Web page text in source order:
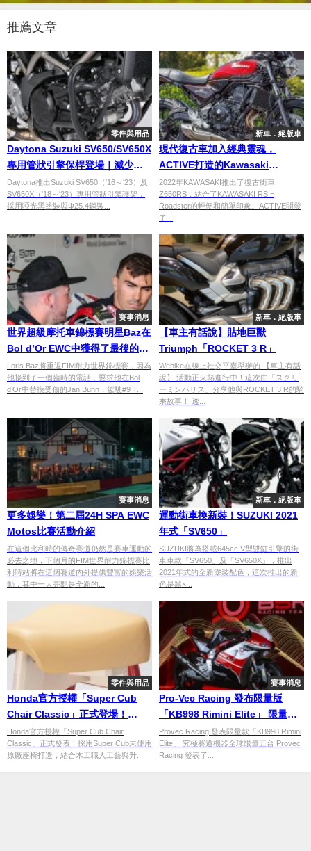
推薦文章
零件與用品
Daytona Suzuki SV650/SV650X
專用管狀引擎保桿登場｜減少倒
車損傷可擴充霧燈與運動相機
Daytona推出Suzuki SV650（'16～'23）及
SV650X（'18～'23）專用管狀引擎護架，
採用啞光黑塗裝與Φ25.4鋼製...
新車．絕版車
現代復古車加入經典靈魂，
ACTIVE打造的Kawasaki
Z650RS Custom
2022年KAWASAKI推出了復古街車
Z650RS，結合了KAWASAKI RS =
Roadster的輕便和簡單印象。ACTIVE開發
了...
賽事消息
世界超級摩托車錦標賽明星Baz在
Bol d’Or EWC中獲得了最後的機
會
Loris Baz將重返FIM耐力世界錦標賽，因為
他接到了一個臨時的電話，要求他在Bol
d’Or中替換受傷的Jan Bühn，駕駛#9 T...
新車．絕版車
【車主有話說】貼地巨獸
Triumph「ROCKET 3 R」
Webike在線上社交平臺舉辦的 【車主有話
說】 活動正火熱進行中！這次由「スクリ
ーミンハリス」分享他與ROCKET 3 R的騎
乘故事！ 透...
賽事消息
更多娛樂！第二屆24H SPA EWC
Motos比賽活動介紹
在這個比利時的傳奇賽道仍然是賽車運動的
必去之地，下個月的FIM世界耐力錦標賽比
利時站將在這個賽道內外提供豐富的娛樂活
動，其中一大亮點是全新的...
新車．絕版車
運動街車換新裝！SUZUKI 2021
年式「SV650」
SUZUKI將為搭載645cc V型雙缸引擎的街
車車款「SV650」及「SV650X」，推出
2021年式的全新塗裝配色，這次推出的新
色是黑×...
零件與用品
Honda官方授權「Super Cub
Chair Classic」正式登場！
Super Cub原廠座椅再生家具
全球限量100張開放預購
Honda官方授權「Super Cub Chair
Classic」正式發表！採用Super Cub未使用
原廠座椅打造，結合木工職人工藝與升...
賽事消息
Pro-Vec Racing 發布限量版
「KB998 Rimini Elite」 限量五
台的終極賽道機器
Provec Racing 發表限量款「KB998 Rimini
Elite」 究極賽道機器全球限量五台 Provec
Racing 發表了...